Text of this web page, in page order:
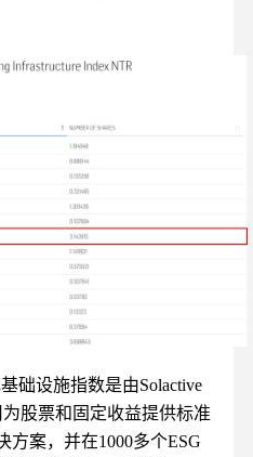
础设施指数是由Solactive
股票和固定收益提供标准
方案，并在1000多个ESG